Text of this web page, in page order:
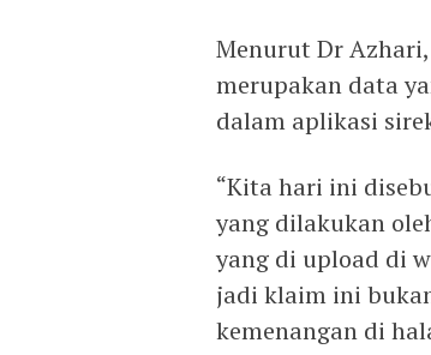
Menurut Dr
merupakan data
dalam aplikasi
“Kita hari ini
yang dilakukan
yang di upload di
jadi klaim ini
kemenangan di